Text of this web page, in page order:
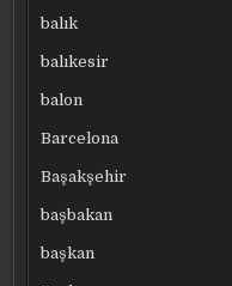
balık
balıkesir
balon
Barcelona
Başakşehir
başbakan
başkan